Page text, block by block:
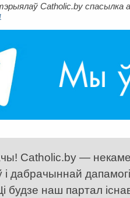
Catholic.by спасылка
Catholic.by —
і дабрачыннай
будзе наш партал